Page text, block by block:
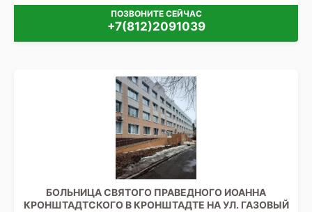
ПОЗВОНИТЕ СЕЙЧАС
+7(812)2091039
БОЛЬНИЦА СВЯТОГО ПРАВЕДНОГО ИОАННА
КРОНШТАДТСКОГО В КРОНШТАДТЕ НА УЛ. ГАЗОВЫЙ